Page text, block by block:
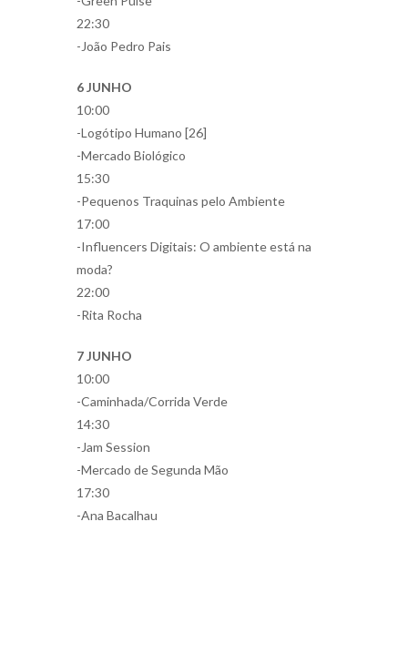
22:30
-João Pedro Pais
6 JUNHO
10:00
-Logótipo Humano [26]
-Mercado Biológico
15:30
-Pequenos Traquinas pelo Ambiente
17:00
-Influencers Digitais: O ambiente está na
moda?
22:00
-Rita Rocha
7 JUNHO
10:00
-Caminhada/Corrida Verde
14:30
-Jam Session
-Mercado de Segunda Mão
17:30
-Ana Bacalhau